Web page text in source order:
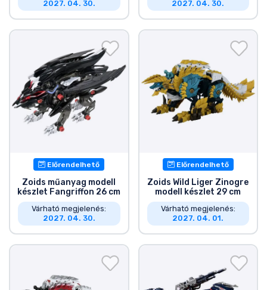
2027. 04. 30. 2027. 04. 30.
Előrendelhető
Zoids műanyag modell
készlet Fangriffon 26 cm
Várható megjelenés:
2027. 04. 30.
Előrendelhető
Zoids Wild Liger Zinogre
modell készlet 29 cm
Várható megjelenés:
2027. 04. 01.